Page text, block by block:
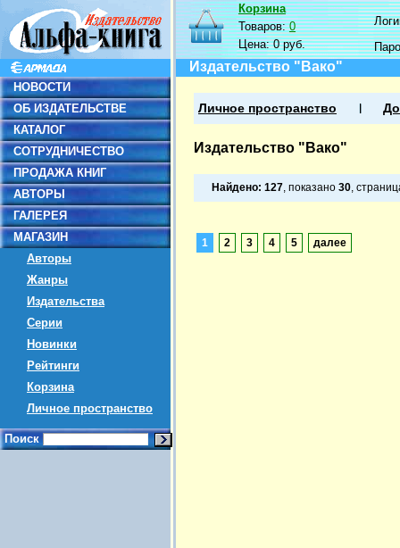
НОВОСТИ
ОБ ИЗДАТЕЛЬСТВЕ
КАТАЛОГ
СОТРУДНИЧЕСТВО
ПРОДАЖА КНИГ
АВТОРЫ
ГАЛЕРЕЯ
МАГАЗИН
Авторы
Жанры
Издательства
Серии
Новинки
Рейтинги
Корзина
Личное пространство
Поиск
Корзина
Товаров:0
Цена:0 руб.
Издательство "Вако"
Личное пространство
Издательство "Вако"
Найдено: 127, показано 30,
1 2 3 4 5 далее